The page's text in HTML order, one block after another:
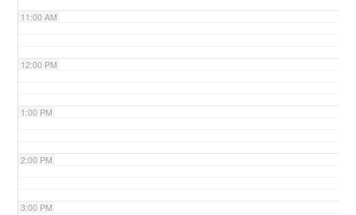
11:00 AM
12:00 PM
1:00 PM
2:00 PM
3:00 PM